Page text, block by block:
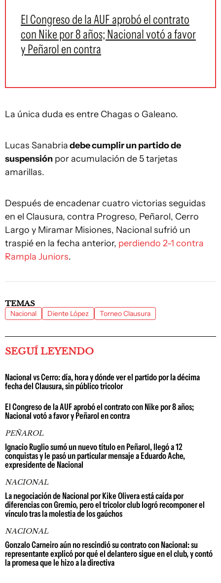
El Congreso de la AUF aprobó el contrato
con Nike por 8 años; Nacional votó a favor
y Peñarol en contra
La única duda es entre Chagas o Galeano.
Lucas Sanabriadebe cumplir un partido de
suspensión por acumulación de 5 tarjetas
amarillas.
Después de encadenar cuatro victorias seguidas
en el Clausura, contra Progreso, Peñarol, Cerro
Largo y Miramar Misiones, Nacional sufrió un
traspié en la fecha anterior, perdiendo 2-1 contra
Rampla Juniors.
TEMAS
Nacional Diente López Torneo Clausura
SEGUÍ LEYENDO
Nacional vs Cerro: día, hora y dónde ver el partido por la décima
fecha del Clausura, sin público tricolor
El Congreso de la AUF aprobó el contrato con Nike por 8 años;
Nacional votó a favor y Peñarol en contra
PEÑAROL
Ignacio Ruglio sumó un nuevo título en Peñarol, llegó a 12
conquistas y le pasó un particular mensaje a Eduardo Ache,
expresidente de Nacional
NACIONAL
La negociación de Nacional por Kike Olivera está caída por
diferencias con Gremio, pero el tricolor club logró recomponer el
vínculo tras la molestia de los gaúchos
NACIONAL
Gonzalo Carneiro aún no rescindió su contrato con Nacional: su
representante explicó por qué el delantero sigue en el club, y contó
la promesa que le hizo a la directiva